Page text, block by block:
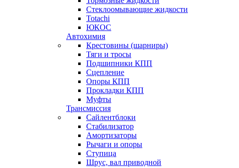
Стеклоомывающие жидкости
Totachi
ЮКОС
Автохимия
Крестовины (шарниры)
Тяги и тросы
Подшипники КПП
Сцепление
Опоры КПП
Прокладки КПП
Муфты
Трансмиссия
Сайлентблоки
Стабилизатор
Амортизаторы
Рычаги и опоры
Ступица
Шрус, вал приводной